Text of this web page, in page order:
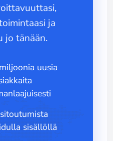
ja
jo tänään.
uusia
sisällöllä